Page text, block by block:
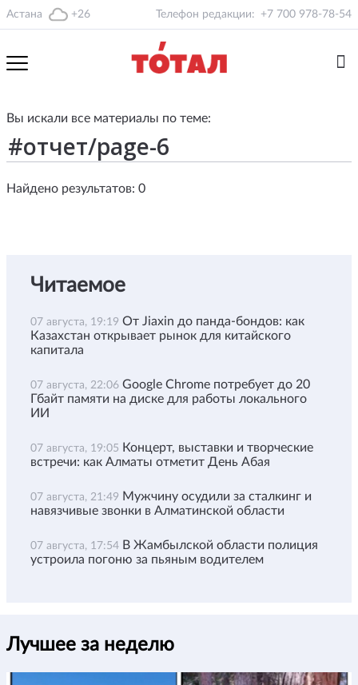
Астана +26 Телефон редакции: +7 700 978-78-54
Вы искали все материалы по теме:
Найдено результатов: 0
Читаемое
07 августа, 19:19 От Jiaxin до панда-бондов: как
Казахстан открывает рынок для китайского
капитала
07 августа, 22:06 Google Chrome потребует до 20
Гбайт памяти на диске для работы локального
ИИ
07 августа, 19:05 Концерт, выставки и творческие
встречи: как Алматы отметит День Абая
07 августа, 21:49 Мужчину осудили за сталкинг и
навязчивые звонки в Алматинской области
07 августа, 17:54 В Жамбылской области полиция
устроила погоню за пьяным водителем
Лучшее за неделю